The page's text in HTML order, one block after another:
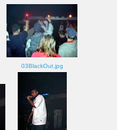
03BlackOut.jpg